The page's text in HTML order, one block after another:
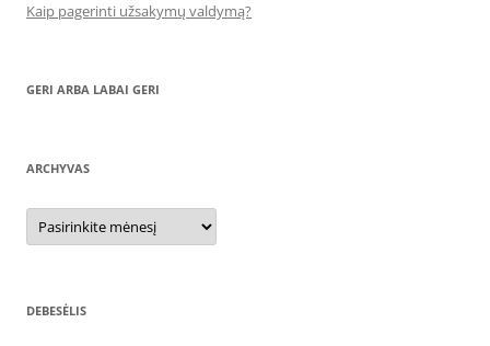
Kaip pagerinti užsakymų valdymą?
GERI ARBA LABAI GERI
ARCHYVAS
Archyvas
DEBESĖLIS